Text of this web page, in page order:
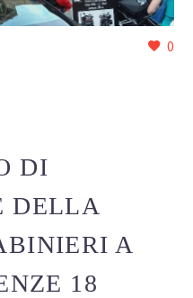
0
DI
DELLA
A
18